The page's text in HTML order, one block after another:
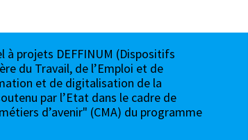
à projets DEFFINUM (Dispositifs
du Travail, de l’Emploi et de
et de digitalisation de la
par l’Etat dans le cadre de
d’avenir" (CMA) du programme